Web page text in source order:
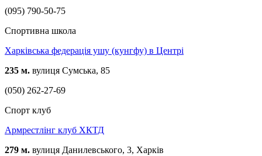
(095) 790-50-75
Спортивна школа
Харківська федерація ушу (кунгфу) в Центрі
235 м. вулиця Сумська, 85
(050) 262-27-69
Спорт клуб
Армрестлінг клуб ХКТД
279 м. вулиця Данилевського, 3, Харків